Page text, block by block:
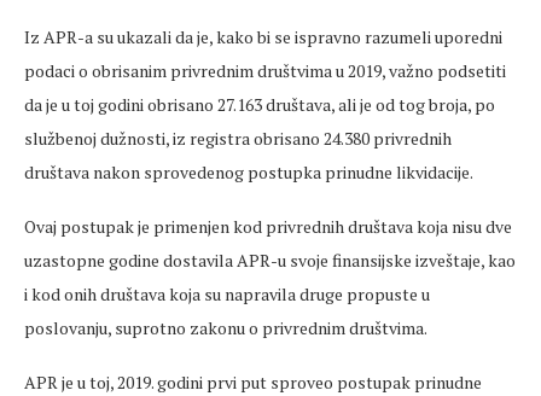
Iz APR-a su ukazali da je, kako bi se ispravno razumeli uporedni
podaci o obrisanim privrednim društvima u 2019, važno podsetiti
da je u toj godini obrisano 27.163 društava, ali je od tog broja, po
službenoj dužnosti, iz registra obrisano 24.380 privrednih
društava nakon sprovedenog postupka prinudne likvidacije.
Ovaj postupak je primenjen kod privrednih društava koja nisu dve
uzastopne godine dostavila APR-u svoje finansijske izveštaje, kao
i kod onih društava koja su napravila druge propuste u
poslovanju, suprotno zakonu o privrednim društvima.
APR je u toj, 2019. godini prvi put sproveo postupak prinudne